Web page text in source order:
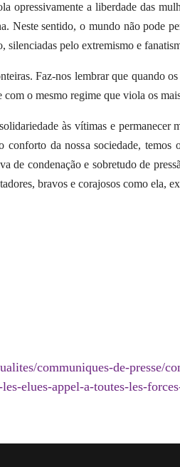
opressivamente a liberdade das
Neste sentido, o mundo não pode
silenciadas pelo extremismo e
Faz-nos lembrar que quando
o mesmo regime que viola os
às vítimas e
da nossa sociedade, temos
de condenação e sobretudo de
bravos e corajosos como ela,
communiques-de-presse/
elues-appel-a-toutes-les-